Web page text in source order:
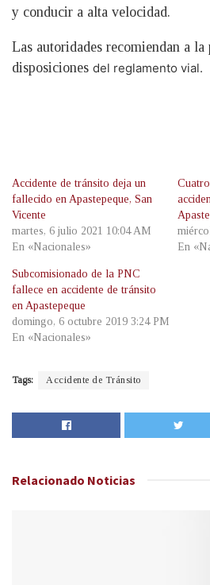
y conducir a alta velocidad.
Las autoridades recomiendan a
disposiciones del reglamento vial.
Accidente de tránsito deja un
fallecido en Apastepeque, San
Vicente
martes, 6 julio 2021 10:04 AM
En «Nacionales»
En
Subcomisionado de la PNC
fallece en accidente de tránsito
en Apastepeque
domingo, 6 octubre 2019 3:24 PM
En «Nacionales»
Tags: Accidente de Tránsito
Relacionado Noticias